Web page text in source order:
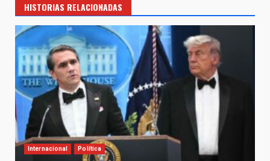
HISTORIAS RELACIONADAS
Internacional Política